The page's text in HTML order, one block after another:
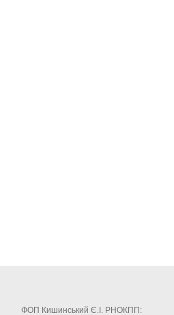
ФОП Кишинський Є.І. РНОКПП: